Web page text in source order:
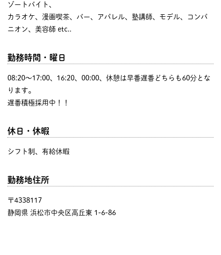
ゾートバイト、
カラオケ、漫画喫茶、バー、アパレル、塾講師、モデル、コンパ
ニオン、美容師 etc..
勤務時間・曜日
08:20〜17:00、16:20、00:00、休憩は早番遅番どちらも60分とな
ります。
遅番積極採用中！！
休日・休暇
シフト制、有給休暇
勤務地住所
〒4338117
静岡県 浜松市中央区高丘東 1-6-86